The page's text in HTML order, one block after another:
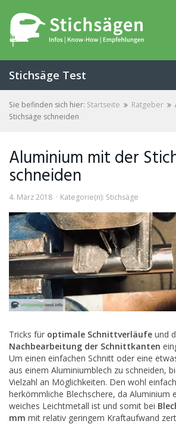
main
content
Stichsäge Test
Sie befinden sich hier: Startseite Ratgeber
Stichsäge schneiden
Aluminium mit der
schneiden
4. März 2018 Kategorie(n): Stichsäge
Tricks für optimale Schnittverläufe und
Nachbearbeitung der Schnittkanten
Um einen einfachen Schnitt oder eine
aus einem Aluminiumblech zu schneiden,
Vielzahl an Möglichkeiten. Den wohl
herkömmliche Blechschere, da Aluminium
weiches Leichtmetall ist und somit bei
mm mit relativ geringem Kraftaufwand